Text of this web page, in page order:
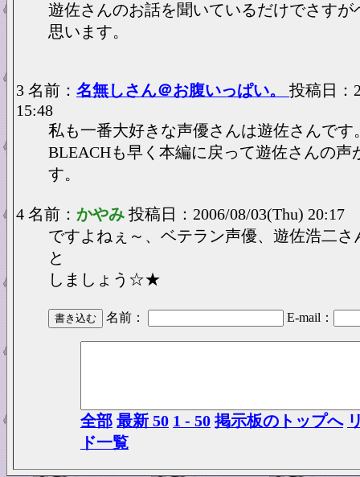
遊佐さんのお話を聞いているだけでさすが
思います。
3 名前： 名無しさん＠お腹いっぱい。 投稿日：
15:48
私も一番大好きな声優さんは遊佐さんです
BLEACHも早く本編に戻って遊佐さんの声
す。
4 名前： かやみ 投稿日：2006/08/03(Thu) 20:17
ですよねぇ～、ベテラン声優、遊佐浩二さ
と
しましょう☆★
名前： E-mail：
全部 最新 50 1 - 50 掲示板のトップへ
ド一覧